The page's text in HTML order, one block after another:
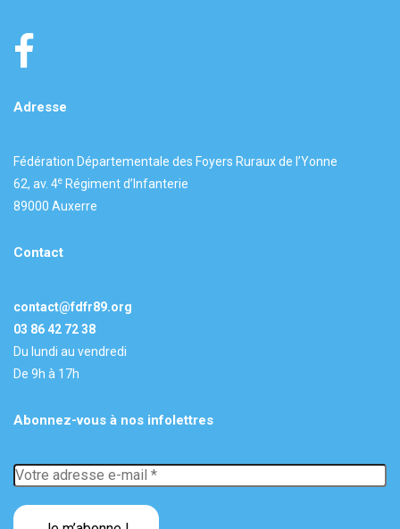
Adresse
Fédération Départementale des Foyers Ruraux de l’Yonne
62, av. 4e Régiment d’Infanterie
89000 Auxerre
Contact
contact@fdfr89.org
03 86 42 72 38
Du lundi au vendredi
De 9h à 17h
Abonnez-vous à nos infolettres
Votre
adresse
e-